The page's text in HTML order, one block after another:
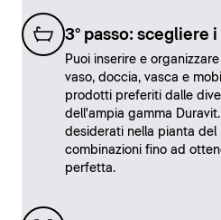
3° passo: scegliere
Puoi inserire e
vaso, doccia, vasca e
prodotti preferiti dalle
dell'ampia gamma
desiderati nella pianta
combinazioni fino ad
perfetta.